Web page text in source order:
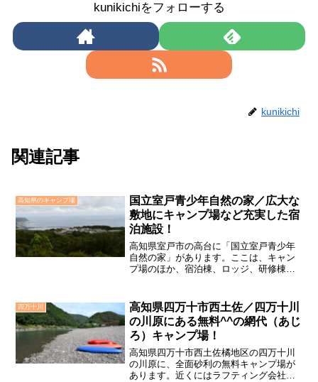
kunikichiをフォローする
kunikichi
関連記事
高知県のキャンプ場
国立室戸青少年自然の家／広大な
敷地にキャンプ場など充実した宿
泊施設！
高知県室戸市の高台に「国立室戸青少年
自然の家」があります。ここは、キャン
プ場のほか、宿泊棟、ロッジ、研修棟と
も格安で利用できます。キャンプ場も青
少年の育成を目的とした施設のひとつで
すので、一般のキャンプ場とは違うよう
です。
四万十川
高知県四万十市西土佐／四万十川
の川原にある無料^^の網代（あじ
ろ）キャンプ場！
高知県四万十市西土佐橘地区の四万十川
の川原に、全面砂利の無料キャンプ場が
あります。近くにはラフティング会社の